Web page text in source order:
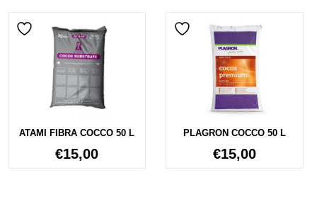
ATAMI FIBRA COCCO 50 L
€15,00
PLAGRON COCCO 50 L
€15,00